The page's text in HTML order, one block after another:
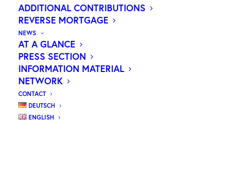
ADDITIONAL CONTRIBUTIONS
REVERSE MORTGAGE
NEWS
AT A GLANCE
PRESS SECTION
INFORMATION MATERIAL
NETWORK
CONTACT
DEUTSCH
ENGLISH